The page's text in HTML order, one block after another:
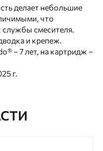
делает небольшие
что
службы смесителя.
и крепеж.
– 7 лет, на картридж –
г.